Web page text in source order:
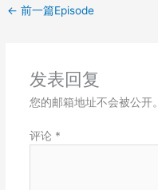
← 前一篇Episode
发表回复
您的邮箱地址不会被公开。
评论 *